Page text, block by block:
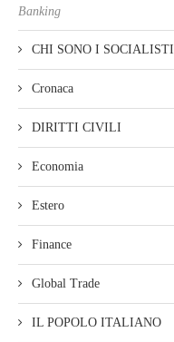
Banking
CHI SONO I SOCIALISTI
Cronaca
DIRITTI CIVILI
Economia
Estero
Finance
Global Trade
IL POPOLO ITALIANO